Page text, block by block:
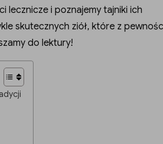
lecznicze i poznajemy tajniki ich
skutecznych ziół, które z
do lektury!